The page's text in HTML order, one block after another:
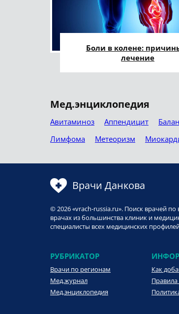
Боли в колене:
лечение
Мед.энциклопедия
Авитаминоз Аппендицит
Лимфома
Метеоризм
Врачи Данкова
© 2026 «vrach-russia.ru». Поиск врачей
врачах из большинства клиник и
специалисты всех медицинских
РУБРИКАТОР
Врачи по регионам
Мед.журнал
Мед.энциклопедия
Как
Правила